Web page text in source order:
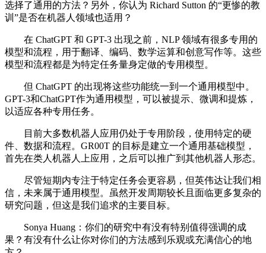
选择了通用的方法？另外，你认为 Richard Sutton 的“更惨的教
训”是否在机器人领域也适用？
在 ChatGPT 和 GPT-3 出现之前，NLP 领域有很多专用的
模型和流程，用于翻译、编码、数学运算和创意写作等。这些
模型和流程都是为特定任务量身定做的专用模型。
但 ChatGPT 的出现将这些功能统一到一个通用模型中。
GPT-3和ChatGPT作为通用模型，可以被提示、微调和提炼，
以适应各种专用任务。
目前大多数机器人应用仍处于专用阶段，使用特定的硬
件、数据和流程。GR00T 的目标是建立一个通用基础模型，
首先在类人机器人上应用，之后可以推广到其他机器人形态。
尽管短期内专注于特定任务会更容易，但英伟达让我们相
信，未来属于通用模型。虽然开发周期较长且面临更多复杂的
研究问题，但这是我们追求的主要目标。
Sonya Huang：你们的研究中有没有特别值得强调的成
果？有没有什么让你对你们的方法感到乐观或充满信心的地